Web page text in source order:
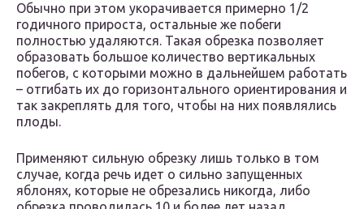
Обычно при этом укорачивается примерно 1/2
годичного прироста, остальные же побеги
полностью удаляются. Такая обрезка позволяет
образовать большое количество вертикальных
побегов, с которыми можно в дальнейшем работать
– отгибать их до горизонтального ориентирования и
так закреплять для того, чтобы на них появлялись
плоды.
Применяют сильную обрезку лишь только в том
случае, когда речь идет о сильно запущенных
яблонях, которые не обрезались никогда, либо